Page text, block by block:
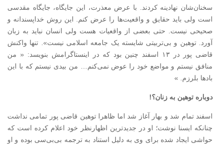
سخنان‌شان نهاد‌ینه کرد‌ند‌. با عرض معذرت، این جایگاه، جایگاه مقد‌سی
است ولی باید‌ حقایق و واقعیت‌ها را عرض کنم. این روش خد‌اپسند‌انه و
صحیحی نیست. حتی بعضی از واقعیات هست ولی انسان نباید‌ به زبان
آورد‌. توهین و بی‌تربیتی شایسته یک جامعه‌ اسلامی نیست». تنها واکنش
قاضی پور در ۱۳ اسفند چنین بود که در اینستاگرامش بنویسد: « من
منافق نیستم و مواضع خود را عوض نمی‌کنم… من بیدی نیستم که با این
بادها بلرزم. »
دوباره توهین به زنان؟!
اسفند تمام شد و بهار آغاز شد اما ظاهرا توهین قاضی پور تمامی نداشت
چنانکه ایسنا نوشت؛ او در جدیدترین اظهارنظر خود اعلام کرده است که
حواشی ایجاد شده برای وی به دلیل استناد به ترجمه بی‌بی‌سی بوده و او